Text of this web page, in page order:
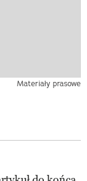
Materiały prasowe